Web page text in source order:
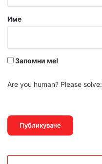
р
Име
Запомни ме!
Are you human? Please solve: